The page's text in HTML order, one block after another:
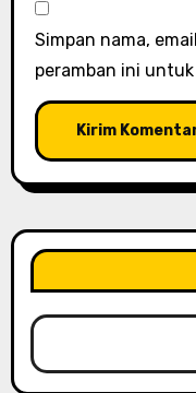
Simpan nama,
peramban ini